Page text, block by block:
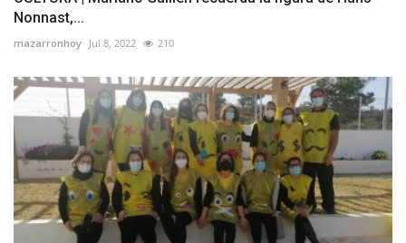
Nonnast,...
mazarronhoy Jul 8, 2022 210